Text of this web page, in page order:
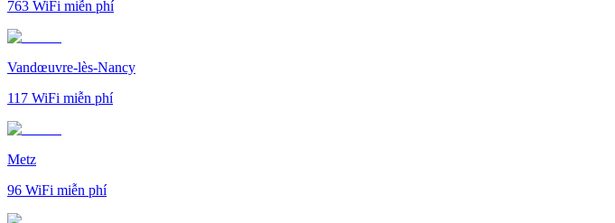
763 WiFi miễn phí
Vandœuvre-lès-Nancy
117 WiFi miễn phí
Metz
96 WiFi miễn phí